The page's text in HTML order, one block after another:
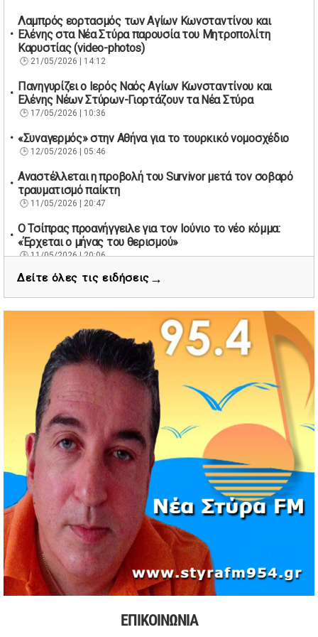
Λαμπρός εορτασμός των Αγίων Κωνσταντίνου και
Ελένης στα Νέα Στύρα παρουσία του Μητροπολίτη
Καρυστίας (video-photos)
21/05/2026 | 14:12
Πανηγυρίζει ο Ιερός Ναός Αγίων Κωνσταντίνου και
Ελένης Νέων Στύρων-Γιορτάζουν τα Νέα Στύρα
17/05/2026 | 10:36
«Συναγερμός» στην Αθήνα για το τουρκικό νομοσχέδιο
12/05/2026 | 05:46
Αναστέλλεται η προβολή του Survivor μετά τον σοβαρό
τραυματισμό παίκτη
11/05/2026 | 20:47
Ο Τσίπρας προανήγγειλε για τον Ιούνιο το νέο κόμμα:
«Έρχεται ο μήνας του θερισμού»
11/05/2026 | 20:06
67 βουλευτές των Εργατικών ζητούν την παραίτηση του
Βρετανού πρωθυπουργού Κιρ Στάρμερ
Διάσωση 40 μεταναστών νότια της Γαύδου μετά από
εντοπισμό λέμβου
11/05/2026 | 19:37
Νέος πρόεδρος στον Αθλητικό Όμιλο Νέων Στύρων ο
Αντώνης Κουμάκης
11/05/2026 | 16:32
Formula 1: Κυριαρχία Αντονέλι στο Μαϊάμι και αύξηση
διαφοράς στη βαθμολογία
03/05/2026 | 19:35
Αυξήσεις στην αμόλυβδη βενζίνη σε υψηλά επίπεδα από
την αρχή της κρίσης
03/05/2026 | 10:30
Χιόνισε σε Πάρνηθα και Πεντέλη – Διακοπή κυκλοφορίας
στη Λ. Πάρνηθος
03/05/2026 | 09:49
Πιέσεις στην παγκόσμια αγορά πετρελαίου και
Δείτε όλες τις ειδήσεις →
ΕΠΙΚΟΙΝΩΝΙΑ